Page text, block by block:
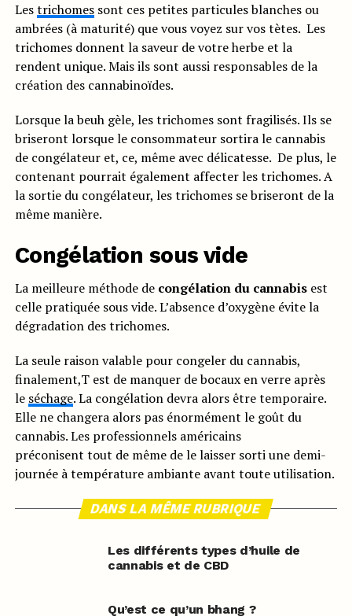
Lestrichomessont ces petites particules blanches ou
ambrées (à maturité) que vous voyez sur vos tètes. Les
trichomes donnent la saveur de votre herbe et la
rendent unique. Mais ils sont aussi responsables de la
création des cannabinoïdes.
Lorsque la beuh gèle, les trichomes sont fragilisés. Ils se
briseront lorsque le consommateur sortira le cannabis
de congélateur et, ce, même avec délicatesse. De plus, le
contenant pourrait également affecter les trichomes. A
la sortie du congélateur, les trichomes se briseront de la
même manière.
Congélation sous vide
La meilleure méthode de congélation du cannabisest
celle pratiquée sous vide. L’absence d’oxygène évite la
dégradation des trichomes.
La seule raison valable pour congeler du cannabis,
finalement,T est de manquer de bocaux en verre après
le séchage. La congélation devra alors être temporaire.
Elle ne changera alors pas énormément le goût du
cannabis. Les professionnels américains
préconisent tout de même de le laisser sorti une demi-
journée à température ambiante avant toute utilisation.
DANS LA MÊME RUBRIQUE
Les différents types d’huile de
cannabis et de CBD
Qu’est ce qu’un bhang ?